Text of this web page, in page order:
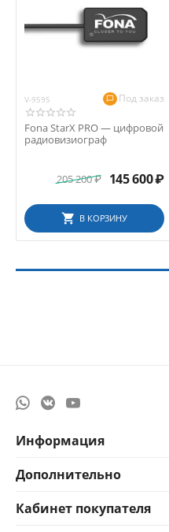
V-9595 Под заказ
Fona StarX PRO — цифровой
радиовизиограф
205 200₽ 145 600₽
В КОРЗИНУ
Информация
Дополнительно
Кабинет покупателя